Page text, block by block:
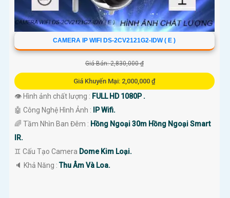
CAMERA IP WIFI DS-2CV2121G2-IDW ( E )
Giá Bán: 2,830,000 ₫
Giá Khuyến Mại: 2,000,000 ₫
👁 Hình ảnh chất lượng : FULL HD 1080P .
🤖️ Công Nghệ Hình Ảnh : IP Wifi.
🌈 Tầm Nhìn Ban Đêm : Hồng Ngoại 30m Hồng Ngoại Smart
IR.
♊ Cấu Tạo Camera Dome Kim Loại.
️🔈 Khả Năng :Thu Âm Và Loa.